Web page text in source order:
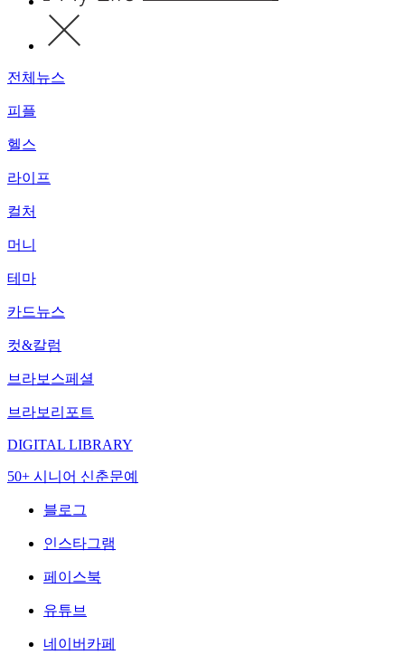
전체뉴스
피플
헬스
라이프
컬처
머니
테마
카드뉴스
컷&칼럼
브라보스페셜
브라보리포트
DIGITAL LIBRARY
50+ 시니어 신춘문예
블로그
인스타그램
페이스북
유튜브
네이버카페